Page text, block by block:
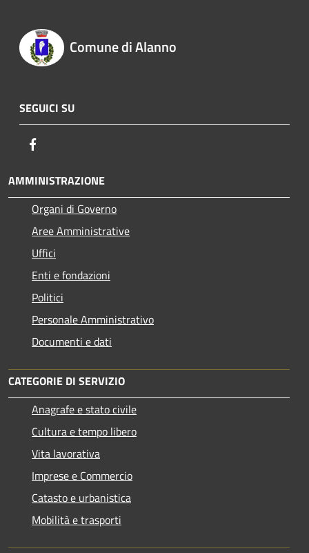
Comune di Alanno
SEGUICI SU
AMMINISTRAZIONE
Organi di Governo
Aree Amministrative
Uffici
Enti e fondazioni
Politici
Personale Amministrativo
Documenti e dati
CATEGORIE DI SERVIZIO
Anagrafe e stato civile
Cultura e tempo libero
Vita lavorativa
Imprese e Commercio
Catasto e urbanistica
Mobilità e trasporti